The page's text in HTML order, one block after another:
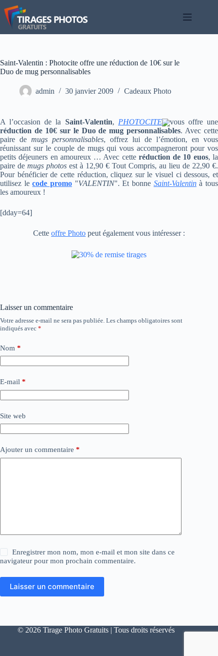
Passer
au
contenu
Saint-Valentin : Photocite offre une réduction de 10€ sur le
Duo de mug personnalisables
admin 30 janvier 2009 Cadeaux Photo
A l’occasion de la Saint-Valentin, PHOTOCITE
vous offre une
réduction de 10€ sur le Duo de mug personnalisables. Avec cette
paire de mugs personnalisables, offrez lui de l’émotion, en vous
réunissant sur le couple de mugs qui vous accompagneront pour vos
petits déjeuners en amoureux … Avec cette réduction de 10 euos, la
paire de mugs photos est à 12,90 € Tout Compris, au lieu de 22,90 €.
Pour bénéficier de cette réduction, cliquez sur le visuel ci dessous, et
utilisez lecode promo "VALENTIN". Et bonne Saint-Valentinà tous
les amoureux !
[dday=64]
Cette offre Photo peut également vous intéresser :
Laisser un commentaire
Votre adresse e-mail ne sera pas publiée. Les champs obligatoires sont
indiqués avec *
Nom *
E-mail *
Site web
Ajouter un commentaire *
Enregistrer mon nom, mon e-mail et mon site dans ce
navigateur pour mon prochain commentaire.
Laisser un commentaire
© 2026 Tirage Photo Gratuits | Tous droits réservés